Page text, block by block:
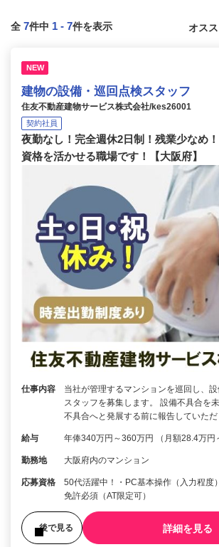
全 7件中 1 - 7件を表示
NEW
建物の設備・巡回点検スタッフ
住友不動産建物サービス株式会社/kes26001
契約社員
夜勤なし！完全週休2日制！残業少なめ
資格を活かせる職場です！【大阪府】
仕事内容
当社が管理するマンションを巡回し、
スタッフを募集します。 設備不具合を
不具合へと発展する前に報告していた
給与 年俸340万円～360万円 （月額28.4万円
勤務地 大阪府内のマンション
応募資格
50代活躍中！・PC基本操作（入力程度
免許必須（AT限定可）
後で見る 詳細を見る